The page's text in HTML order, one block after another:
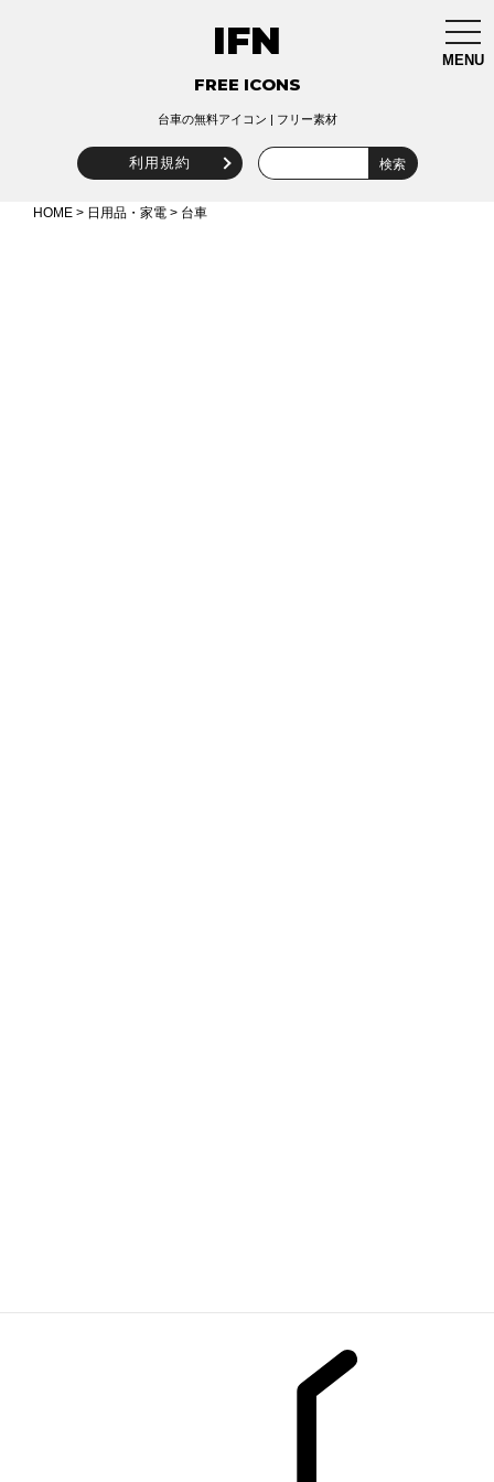
MENU
IFN
FREE ICONS
台車の無料アイコン | フリー素材
利用規約
HOME > 日用品・家電 > 台車